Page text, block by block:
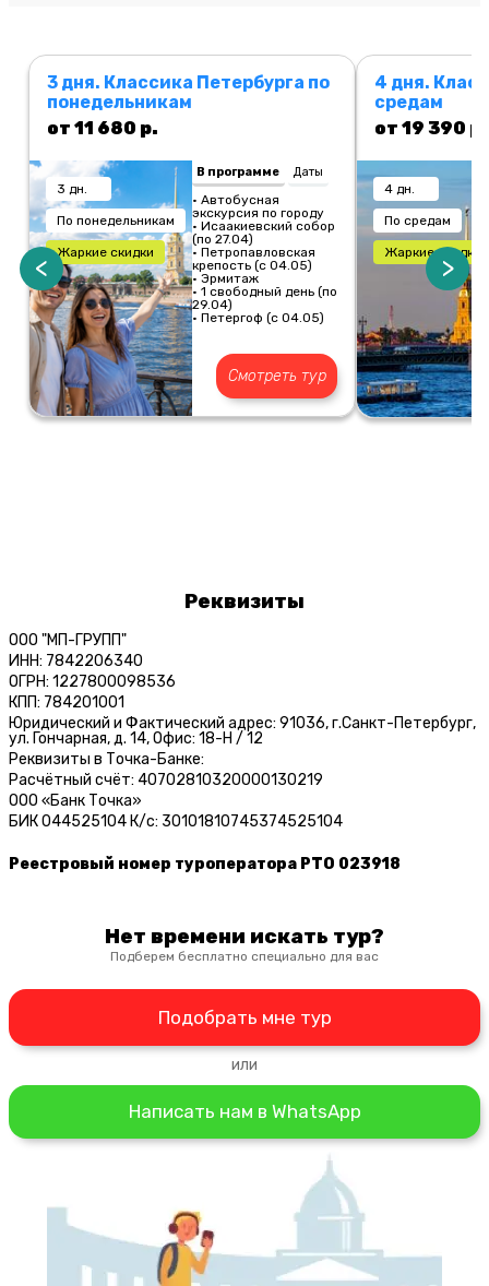
<
3 дня. Классика Петербурга по
понедельникам
от 11 680 р.
3 дн.
По понедельникам
Жаркие скидки
В программе Даты
• Автобусная
экскурсия по городу
• Исаакиевский собор
(по 27.04)
• Петропавловская
крепость (с 04.05)
• Эрмитаж
• 1 свободный день (по
29.04)
• Петергоф (с 04.05)
Смотреть тур
4 дня.
средам
от 19 390 р.
4 дн.
По средам
Жаркие скидки
>
Реквизиты
ООО "МП-ГРУПП"
ИНН: 7842206340
ОГРН: 1227800098536
КПП: 784201001
Юридический и Фактический адрес: 91036, г.Санкт-Петербург,
ул. Гончарная, д. 14, Офис: 18-Н / 12
Реквизиты в Точка-Банке:
Расчётный счёт: 40702810320000130219
ООО «Банк Точка»
БИК 044525104 К/c: 30101810745374525104
Реестровый номер туроператора РТО 023918
Нет времени искать тур?
Подберем бесплатно специально для вас
Подобрать мне тур
или
Написать нам в WhatsApp